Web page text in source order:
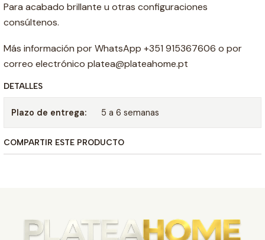
Para acabado brillante u otras configuraciones
consúltenos.
Más información por WhatsApp +351 915367606 o por
correo electrónico platea@plateahome.pt
DETALLES
Plazo de entrega: 5 a 6 semanas
COMPARTIR ESTE PRODUCTO